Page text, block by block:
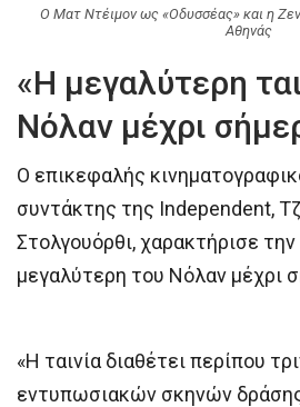
Ο Ματ Ντέιμον ως «Οδυσσέας» και η
Αθηνάς
«Η μεγαλύτερη
Νόλαν μέχρι
Ο επικεφαλής
συντάκτης της Independent,
Στολγουόρθι, χαρακτήρισε την
μεγαλύτερη του Νόλαν μέχρι
«Η ταινία διαθέτει περίπου
εντυπωσιακών σκηνών